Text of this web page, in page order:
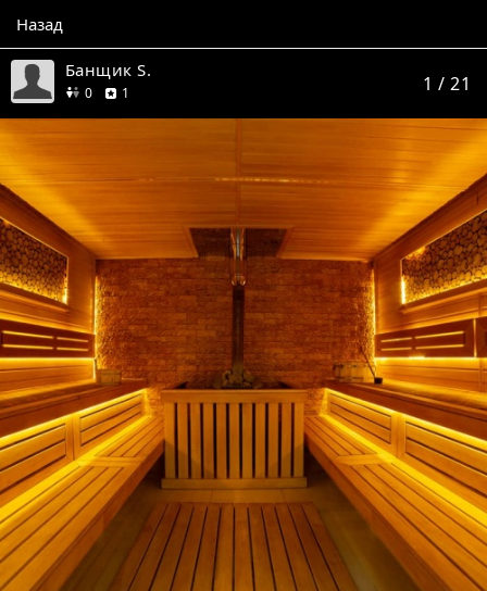
Назад
Банщик S.
0друзей
1 1 / 21